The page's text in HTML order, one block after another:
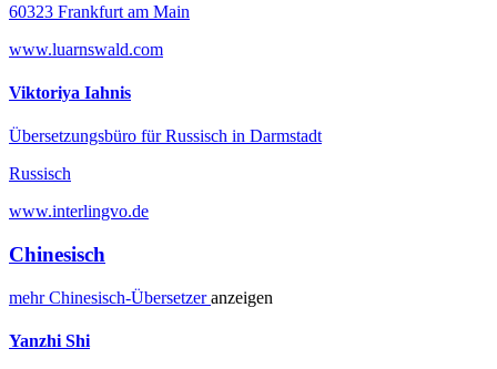
60323 Frankfurt am Main
www.luarnswald.com
Viktoriya Iahnis
Übersetzungsbüro für Russisch in Darmstadt
Russisch
www.interlingvo.de
Chinesisch
mehrChinesisch-Übersetzeranzeigen
Yanzhi Shi